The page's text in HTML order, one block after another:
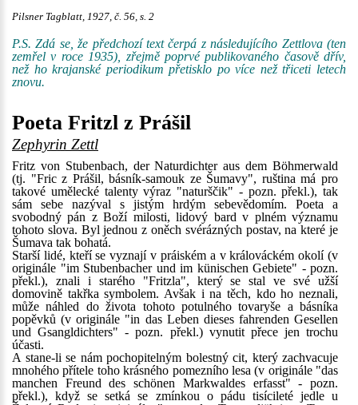
Pilsner Tagblatt, 1927, č. 56, s. 2
P.S. Zdá se, že předchozí text čerpá z následujícího Zettlova (ten
zemřel v roce 1935), zřejmě poprvé publikovaného časově dřív,
než ho krajanské periodikum přetisklo po více než třiceti letech
znovu.
Poeta Fritzl z Prášil
Zephyrin Zettl
Fritz von Stubenbach, der Naturdichter aus dem Böhmerwald
(tj. "Fric z Prášil, básník-samouk ze Šumavy", ruština má pro
takové umělecké talenty výraz "naturščik" - pozn. překl.), tak
sám sebe nazýval s jistým hrdým sebevědomím. Poeta a
svobodný pán z Boží milosti, lidový bard v plném významu
tohoto slova. Byl jednou z oněch svérázných postav, na které je
Šumava tak bohatá.
Starší lidé, kteří se vyznají v práiském a v králováckém okolí (v
originále "im Stubenbacher und im künischen Gebiete" - pozn.
překl.), znali i starého "Fritzla", který se stal ve své užší
domovině takřka symbolem. Avšak i na těch, kdo ho neznali,
může náhled do života tohoto potulného tovaryše a básníka
popěvků (v originále "in das Leben dieses fahrenden Gesellen
und Gsangldichters" - pozn. překl.) vynutit přece jen trochu
účasti.
A stane-li se nám pochopitelným bolestný cit, který zachvacuje
mnohého přítele toho krásného pomezního lesa (v originále "das
manchen Freund des schönen Markwaldes erfasst" - pozn.
překl.), když se setká se zmínkou o pádu tisícileté jedle u